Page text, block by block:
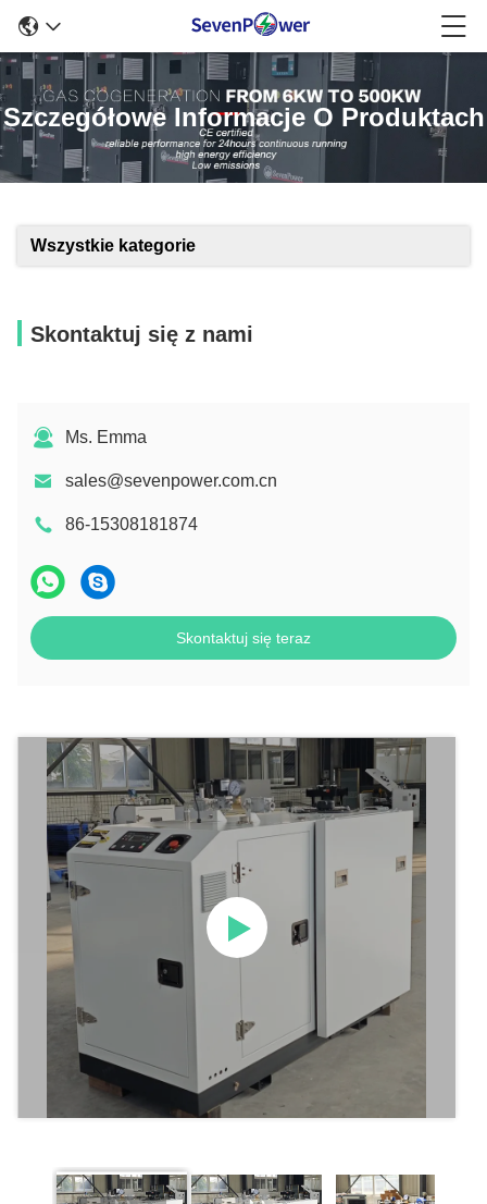
Szczegółowe Informacje O Produktach
Wszystkie kategorie
Skontaktuj się z nami
Ms. Emma
sales@sevenpower.com.cn
86-15308181874
Skontaktuj się teraz